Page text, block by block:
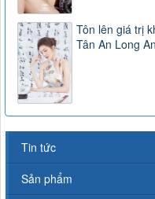
Tôn lên giá trị
Tân An Long An
Tin tức
Sản phẩm